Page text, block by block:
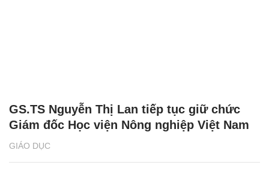
GIÁO DỤC
GS.TS Nguyễn Thị Lan tiếp tục giữ chức
Giám đốc Học viện Nông nghiệp Việt Nam